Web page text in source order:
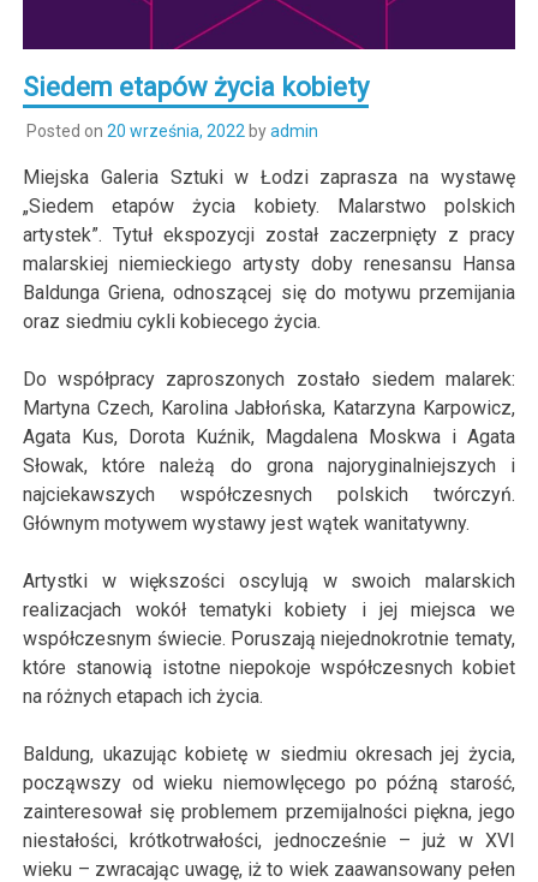
Siedem etapów życia kobiety
Posted on 20 września, 2022 byadmin
Miejska Galeria Sztuki w Łodzi zaprasza na wystawę
„Siedem etapów życia kobiety. Malarstwo polskich
artystek”. Tytuł ekspozycji został zaczerpnięty z pracy
malarskiej niemieckiego artysty doby renesansu Hansa
Baldunga Griena, odnoszącej się do motywu przemijania
oraz siedmiu cykli kobiecego życia.
Do współpracy zaproszonych zostało siedem malarek:
Martyna Czech, Karolina Jabłońska, Katarzyna Karpowicz,
Agata Kus, Dorota Kuźnik, Magdalena Moskwa i Agata
Słowak, które należą do grona najoryginalniejszych i
najciekawszych współczesnych polskich twórczyń.
Głównym motywem wystawy jest wątek wanitatywny.
Artystki w większości oscylują w swoich malarskich
realizacjach wokół tematyki kobiety i jej miejsca we
współczesnym świecie. Poruszają niejednokrotnie tematy,
które stanowią istotne niepokoje współczesnych kobiet
na różnych etapach ich życia.
Baldung, ukazując kobietę w siedmiu okresach jej życia,
począwszy od wieku niemowlęcego po późną starość,
zainteresował się problemem przemijalności piękna, jego
niestałości, krótkotrwałości, jednocześnie – już w XVI
wieku – zwracając uwagę, iż to wiek zaawansowany pełen